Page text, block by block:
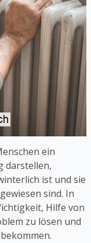
ein
darstellen,
ist und sie
sind. In
Hilfe von
zu lösen und